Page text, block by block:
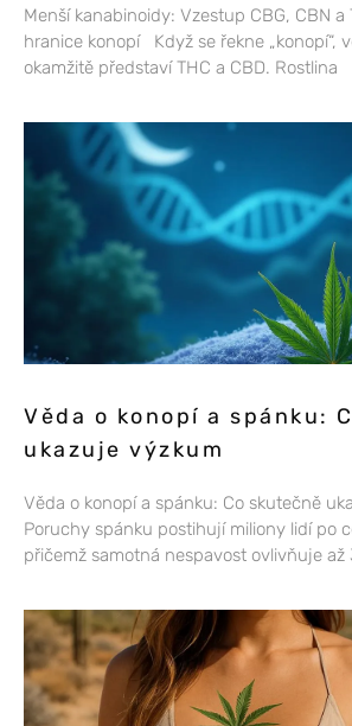
Menší kanabinoidy: Vzestup CBG, CBN a
hranice konopí Když se řekne „konopí“,
okamžitě představí THC a CBD. Rostlina
Věda o konopí a spánku:
ukazuje výzkum
Věda o konopí a spánku: Co skutečně
Poruchy spánku postihují miliony lidí po
přičemž samotná nespavost ovlivňuje až